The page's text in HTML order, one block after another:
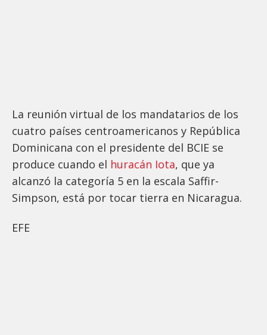
La reunión virtual de los mandatarios de los
cuatro países centroamericanos y República
Dominicana con el presidente del BCIE se
produce cuando el huracán Iota, que ya
alcanzó la categoría 5 en la escala Saffir-
Simpson, está por tocar tierra en Nicaragua.
EFE